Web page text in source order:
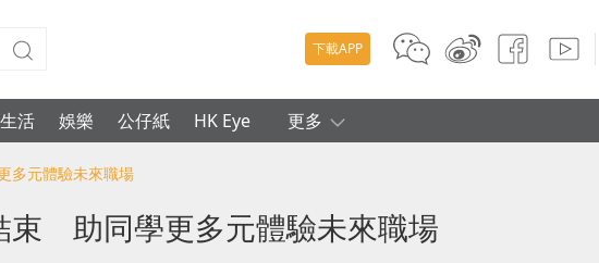
下載APP
生活 娛樂 公仔紙 HK Eye 更多
多元體驗未來職場
束 助同學更多元體驗未來職場